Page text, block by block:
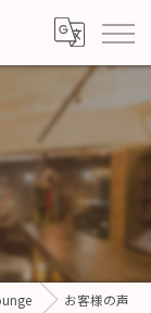
お客様の声